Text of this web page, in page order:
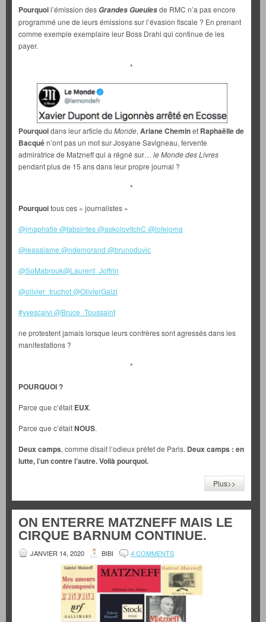
Pourquoil’émission desGrandes Gueulesde RMC n’a pas encore
programmé une de leurs émissions sur l’évasion fiscale ? En prenant
comme exemple exemplaire leur Boss Drahi qui continue de les
payer.
*
Pourquoidans leur article du Monde, Ariane Cheminet Raphaëlle de
Bacquén’ont pas un mot sur Josyane Savigneau, fervente
admiratrice de Matzneff qui a régné sur… le Monde des Livres
pendant plus de 15 ans dans leur propre journal ?
*
Pourquoitous ces « journalistes »
@jmaphatie @fabsintes@askolovitchC @lofejoma
@leasalame @ndemorand @brunoduvic
@SoMabrouk@Laurent_Joffrin
@olivier_truchot@OlivierGalzi
#yvescalvi @Bruce_Toussaint
ne protestent jamais lorsque leurs confrères sont agressés dans les
manifestations ?
*
POURQUOI ?
Parce que c’était EUX.
Parce que c’étaitNOUS.
Deux camps, comme disait l’odieux préfet de Paris. Deux camps : en
lutte, l’un contre l’autre. Voilà pourquoi.
Plus>>
ON ENTERRE MATZNEFF MAIS LE
CIRQUE BARNUM CONTINUE.
JANVIER 14, 2020 BIBI 4 COMMENTS